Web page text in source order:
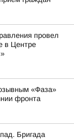
провел
в Центре
«Фаза»
фронта
Бригада